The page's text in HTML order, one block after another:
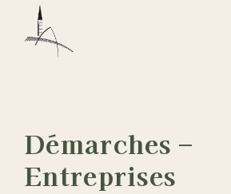
Démarches –
Entreprises